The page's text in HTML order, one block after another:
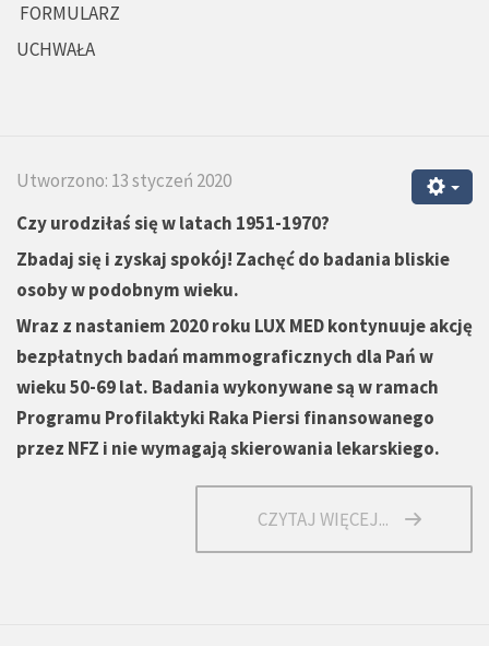
FORMULARZ
UCHWAŁA
Utworzono: 13 styczeń 2020
Czy urodziłaś się w latach 1951-1970?
Zbadaj się i zyskaj spokój! Zachęć do badania bliskie
osoby w podobnym wieku.
Wraz z nastaniem 2020 roku LUX MED kontynuuje akcję
bezpłatnych badań mammograficznych dla Pań w
wieku 50-69 lat. Badania wykonywane są w ramach
Programu Profilaktyki Raka Piersi finansowanego
przez NFZ i nie wymagają skierowania lekarskiego.
CZYTAJ WIĘCEJ...